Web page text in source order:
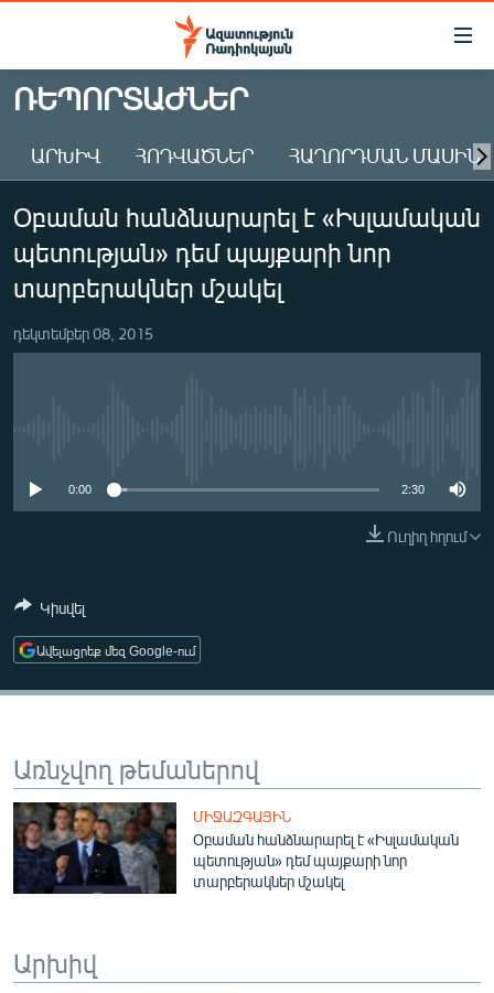
Մատչելիության
Անցնել
հիմնական
Անցնել
հիմնական
մենյուին
Որոնում
ԱԶԱՏՈՒԹՅՈՒՆ TV
ՀԱՅԱՍՏԱՆ
ԸՆՏՐՈՒԹՅՈՒՆՆԵՐ 2026
ԻՐԱՎՈՒՆՔ
ՏՆՏԵՍՈՒԹՅՈՒՆ
ՄԻՋԱԶԳԱՅԻՆ
ՄԵԿՆԱԲԱՆՈՒԹՅՈՒՆ
ՏՏ ԵՒ ԻՆՏԵՐՆԵՏ
ՏԵՍԱՆՅՈՒԹԵՐ
ԲԱՆԱՎԵՃ
ՁԳՏԵԼՈՎ ԼԱՎԱԳՈՒՅՆԻՆ
Հայերեն
ՌԵՊՈՐՏԱԺՆԵՐ
ԱՐԽԻՎ ՀՈԴՎԱԾՆԵՐ ՀԱՂՈՐԴՄԱՆ ՄԱՍԻՆ
Օբաման հանձնարարել է «Իսլամական
պետության» դեմ պայքարի նոր
տարբերակներ մշակել
դեկտեմբեր 08, 2015
0:00 2:30
Ուղիղ հղում
Կիսվել
Ավելացրեք մեզ Google-ում
Առնչվող թեմաներով
ՄԻՋԱԶԳԱՅԻՆ
Օբաման հանձնարարել է «Իսլամական
պետության» դեմ պայքարի նոր
տարբերակներ մշակել
Արխիվ